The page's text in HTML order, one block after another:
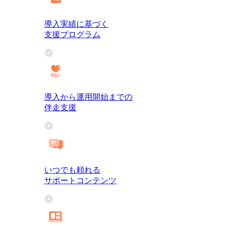
導入実績に基づく
支援プログラム
導入から運用開始までの
伴走支援
いつでも頼れる
サポートコンテンツ